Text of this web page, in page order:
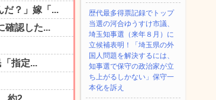
歴代最多得票記録でトップ
当選の河合ゆうすけ市議、
埼玉知事選（来年８月）に
立候補表明！「埼玉県の外
国人問題を解決するには、
知事選で保守の政治家が立
ち上がるしかない」保守一
本化を訴え